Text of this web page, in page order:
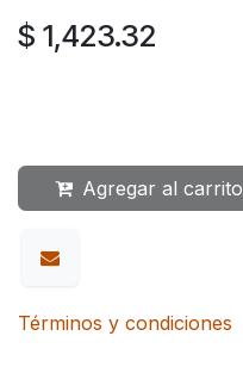
$ 1,423.32
Agregar al carrito
Términos y condiciones